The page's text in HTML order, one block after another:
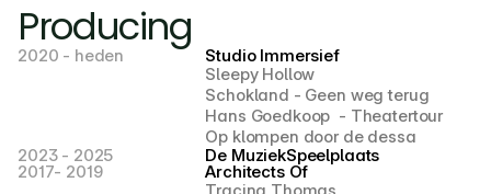
Producing
2020 - heden
Studio Immersief
Sleepy Hollow
Schokland - Geen weg terug
Hans Goedkoop  - Theatertour
Op klompen door de dessa
2023 - 2025
De MuziekSpeelplaats
2017- 2019
Architects Of